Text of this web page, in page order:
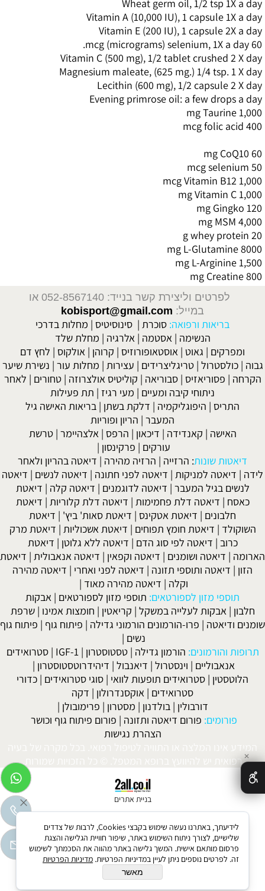
Wheat germ oil, 1/2 tsp 1X a day
Vitamin A (10,000 IU), 1 capsule 1X a day
Vitamin E (200 IU), 1 capsule 2X a day
60
mcg (micrograms) selenium, 1X a day
.
Vitamin C (500 mg), 1/2 tablet crushed 2 X day
Magnesium maleate, (625 mg.) 1/4 tsp. 1 X day
Lecithin (600 mg), 1/2 capsule 2 X day
Evening primrose oil: a few drops a day
1,000
mg Taurine
400
mcg folic acid
60
mg CoQ10
50
mcg selenium
1,000
mcg Vitamin B12
1,000
mg Vitamin C
120
mg Gingko
4,000
mg MSM
20
g whey protein
8000
mg L-Glutamine
1,500
mg L-Arginine
800
mg Creatine
לפרטים וליצירת קשר בנייד: 052-8567140
או
במייל: kobisport@gmail.com
בריאות ורפואה: סוכרת | סינוסיטיס | מחלות בדרכי
הנשימה | אסטמה | אלרגיה | מחלת שלד
ומפרקים | גאוט | אוסטאופורוזיס | קרוהן | אולקוס | לחץ דם
גבוה |כולסטרול |טריגליצרידים | עצירות | מחלות עור | נשירת שיער
הקרחה | פסוריאזיס |סבוריאה | קוליטיס אולצרוזה |טחורים | לאחר
ניתוחי קיבה ומעיים | מעי רגיז | תת פעילות
התריס | היפוגליקמיה | דלקת בשתן | בריאות האישה גיל
המעבר | הריון ופוריות
האישה | קאנדידה | דיכאון | הרפס | אלצהיימר |טרשת
עורקים | פרקינסון |
דיאטות שונות: הרזייה | הרזיה מהירה | דיאטה בהריון ולאחר
לידה | דיאטה למניקות | דיאטה לפני חתונה | דיאטה לנשים | דיאטה
לנשים בגיל המעבר | דיאטה לדוגמנים | דיאטה קלה | דיאטת
כאסח | דיאטה דלת פחמימות | דיאטה דלת קלוריות | דיאטת
חלבונים | דיאטת אטקינס | דיאטת סאות' ביץ' | דיאטת
השוקולד | דיאטת חומץ תפוחים | דיאטת אשכוליות | דיאטת מרק
כרוב | דיאטה לפי סוג הדם | דיאטה ללא גלוטן | דיאטת
הארומה | דיאטה ושומנים | דיאטה וקפאין | דיאטה אנאבולית | דיאטת
הזון | דיאטה ותוספי תזונה | דיאטה לפני ואחרי | דיאטה מהירה
וקלה | דיאטה מהירה מאוד |
תוספי מזון לספורטאים: תוספי מזון לספורטאים | אבקות
חלבון | אבקות לעלייה במשקל | קריאטין | חומצות אמינו |שרפת
שומנים ודיאטה | פרו-הורמונים הורמוני גדילה | פיתוח גוף | פיתוח גוף
נשים |
תרופות והורמונים: הורמון גדילה |טסטוסטרון |
IGF-1
|סטרואידים
אנאבוליים | וינסטרול | דיאנבול | דיהידרוטסטוסטרון |
הלוטסטין | סטרואידים תופעות לוואי | סוגי סטרואידים | כדורי
סטרואידים | אוקסנדרולון | דקה
דורבולין | בולדנון | מסטרון | פרימובולן |
פורומים: פורום דיאטה ותזונה | פורום פיתוח גוף וכושר
הצהרת נגישות
המידע אינו המלצה או התוויה לטיפול רפואי. בכל מקרה של בעיה
רפואית יש להיוועץ ברופא המטפל. © כל הזכויות שמורות.
בניית אתרים
✕
לידיעתך, באתרנו נעשה שימוש בקבצי Cookies, לרבות של צדדים
שלישיים, לצורך ניתוח השימוש באתר, שיפור חוויית הגלישה והצגת
פרסום מותאם אישית. המשך גלישה באתר מהווה את הסכמתך לשימוש
זה. לפרטים נוספים ניתן לעיין במדיניות הפרטיות. מדיניות הפרטיות
מאשר